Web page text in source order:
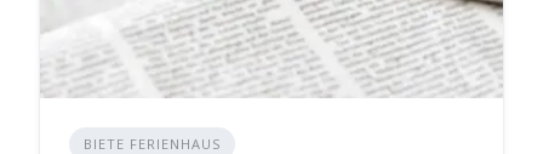
BIETE FERIENHAUS